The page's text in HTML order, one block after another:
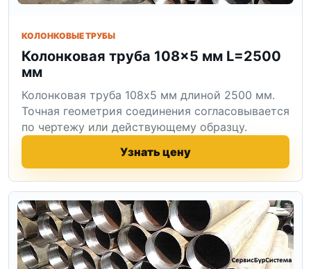
КОЛОНКОВЫЕ ТРУБЫ
Колонковая труба 108×5 мм L=2500
мм
Колонковая труба 108x5 мм длиной 2500 мм.
Точная геометрия соединения согласовывается
по чертежу или действующему образцу.
Узнать цену